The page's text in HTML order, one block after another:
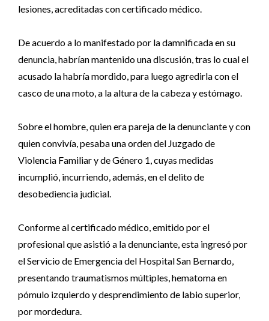
lesiones, acreditadas con certificado médico.
De acuerdo a lo manifestado por la damnificada en su
denuncia, habrían mantenido una discusión, tras lo cual el
acusado la habría mordido, para luego agredirla con el
casco de una moto, a la altura de la cabeza y estómago.
Sobre el hombre, quien era pareja de la denunciante y con
quien convivía, pesaba una orden del Juzgado de
Violencia Familiar y de Género 1, cuyas medidas
incumplió, incurriendo, además, en el delito de
desobediencia judicial.
Conforme al certificado médico, emitido por el
profesional que asistió a la denunciante, esta ingresó por
el Servicio de Emergencia del Hospital San Bernardo,
presentando traumatismos múltiples, hematoma en
pómulo izquierdo y desprendimiento de labio superior,
por mordedura.